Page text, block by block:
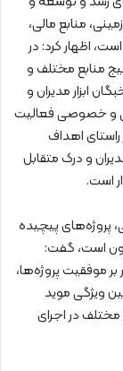
منابع مالی،
اظهار کرد: در
منابع مختلف و
ابزار مدیران و
و خصوصی فعالیت
اهداف
و درک متقابل
است.
پروژه‌های پیچیده
است، گفت:
موفقیت پروژه‌ها،
ویژگی موید
در اجرای